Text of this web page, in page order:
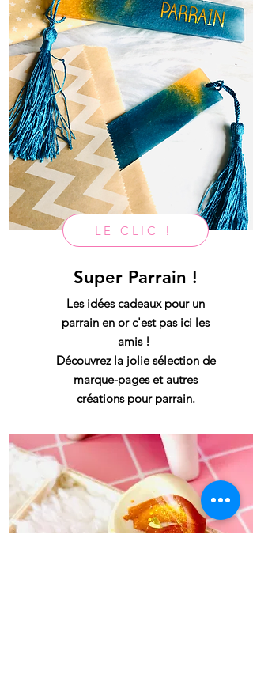
LE CLIC !
Super Parrain !
Les idées cadeaux pour un
parrain en or c'est pas ici les
amis !
Découvrez la jolie sélection de
marque-pages et autres
créations pour parrain.